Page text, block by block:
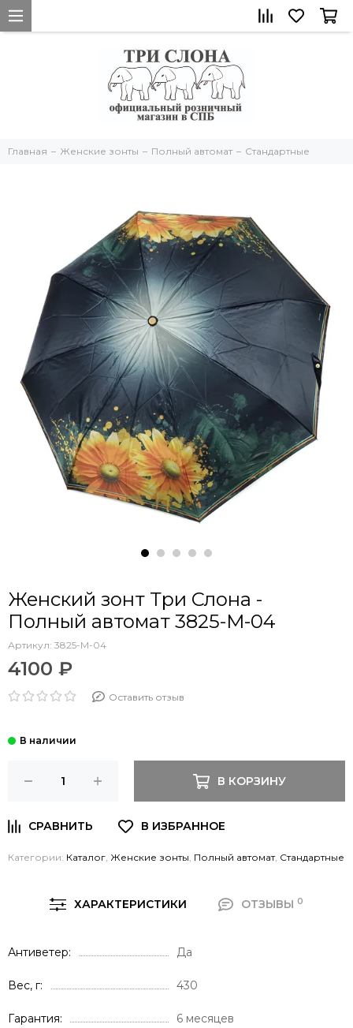
Главная Женские зонты Полный автомат Стандартные
Женский зонт Три Слона -
Полный автомат 3825-M-04
Артикул: 3825-M-04
4100 ₽
Оставить отзыв
В КОРЗИНУ
Категории: Каталог, Женские зонты, Полный автомат, Стандартные
ХАРАКТЕРИСТИКИ ОТЗЫВЫ 0
Антиветер Да
Вес, г 430
Гарантия 6 месяцев